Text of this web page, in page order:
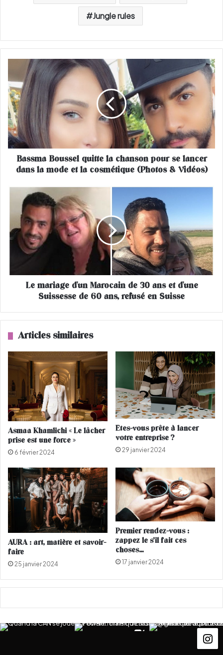
Jungle rules
s
s
m
a
B
o
u
t
t
n
p
o
s
e
l
a
n
c
r
d
a
n
s
l
a
m
o
d
e
l
Bassma Boussel quitte la chanson pour se lancer
dans la mode et la cosmétique (Photos & Vidéos)
r
e
o
d
e
3
0
a
s
e
t
d
u
e
S
u
i
s
e
Le mariage d'un Marocain de 30 ans et d'une
Suissesse de 60 ans, refusé en Suisse
Articles similaires
Asmaa Khamlichi « Le lâcher
prise est une force »
6 février 2024
Etes-vous prête à lancer
votre entreprise ?
29 janvier 2024
AURA : art, matière et savoir-
faire
25 janvier 2024
Premier rendez-vous :
zappez le s’il fait ces
choses…
17 janvier 2024